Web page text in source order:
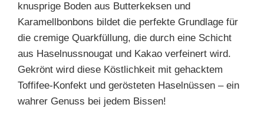
knusprige Boden aus Butterkeksen und
Karamellbonbons bildet die perfekte Grundlage für
die cremige Quarkfüllung, die durch eine Schicht
aus Haselnussnougat und Kakao verfeinert wird.
Gekrönt wird diese Köstlichkeit mit gehacktem
Toffifee-Konfekt und gerösteten Haselnüssen – ein
wahrer Genuss bei jedem Bissen!